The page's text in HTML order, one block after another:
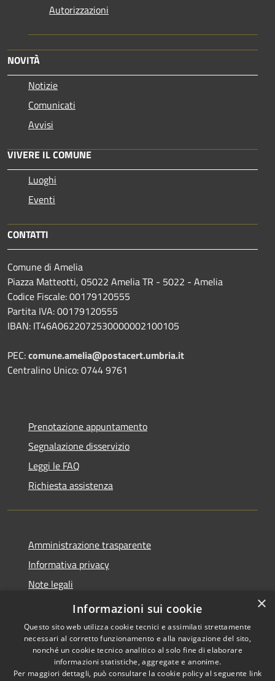
Autorizzazioni
NOVITÀ
Notizie
Comunicati
Avvisi
VIVERE IL COMUNE
Luoghi
Eventi
CONTATTI
Comune di Amelia
Piazza Matteotti, 05022 Amelia TR - 5022 - Amelia
Codice Fiscale: 00179120555
Partita IVA: 00179120555
IBAN: IT46A0622072530000002100105
PEC:comune.amelia@postacert.umbria.it
Centralino Unico: 0744 9761
Prenotazione appuntamento
Segnalazione disservizio
Leggi le FAQ
Richiesta assistenza
Amministrazione trasparente
Informativa privacy
Note legali
Dichiarazione di accessibilità
Copyright © 2026 • Comune di
×
Informazioni sui cookie
Questo sito web utilizza cookie tecnici e assimilati strettamente
necessari al corretto funzionamento e alla navigazione del sito,
nonché un cookie tecnico analitico al solo fine di elaborare
informazioni statistiche, aggregate e anonime.
Per maggiori dettagli, può consultare la cookie policy al seguente link